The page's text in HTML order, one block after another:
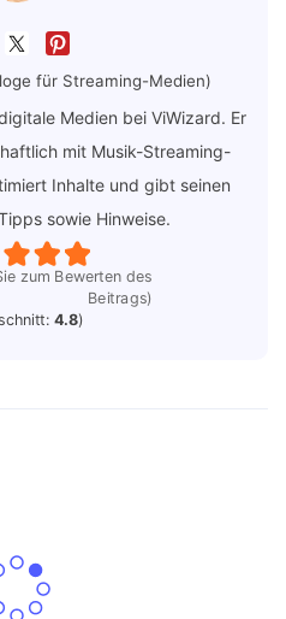
für Streaming-Medien)
Medien bei ViWizard. Er
mit Musik-Streaming-
Inhalte und gibt seinen
sowie Hinweise.
zum Bewerten des
Beitrags)
4.8)